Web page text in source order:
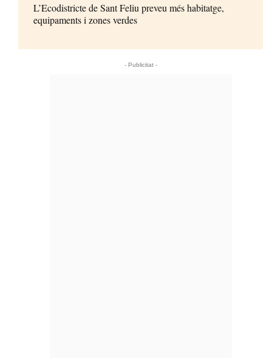
L’Ecodistricte de Sant Feliu preveu més habitatge,
equipaments i zones verdes
- Publicitat -